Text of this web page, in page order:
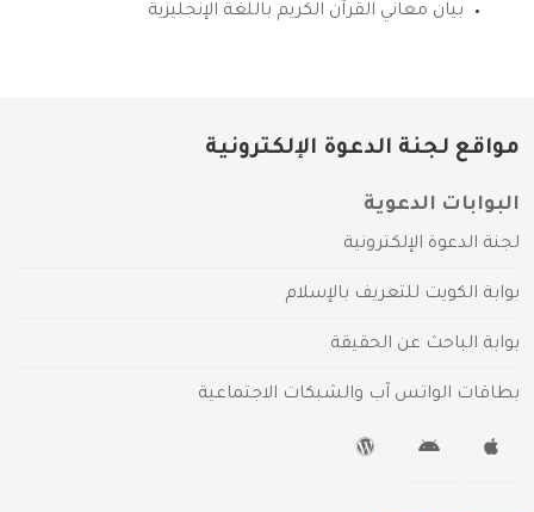
بيان معاني القرآن الكريم باللغة الإنجليزية
مواقع لجنة الدعوة الإلكترونية
البوابات الدعوية
لجنة الدعوة الإلكترونية
بوابة الكويت للتعريف بالإسلام
بوابة الباحث عن الحقيقة
بطاقات الواتس آب والشبكات الاجتماعية